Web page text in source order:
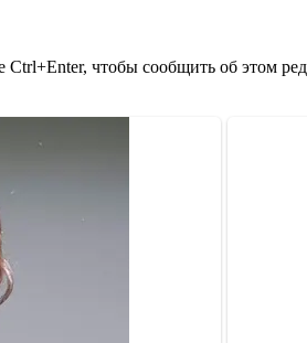
чтобы сообщить об этом